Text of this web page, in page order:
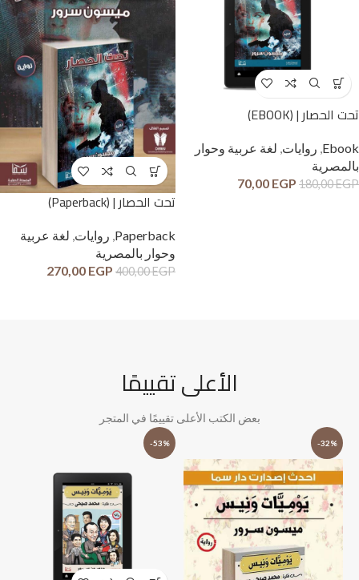
تحت الحصار | (EBOOK)
Ebook
, روايات, لغة عربية وحوار
بالمصرية
180,00EGP
70,00 EGP
تحت الحصار | (Paperback)
Paperback
, روايات, لغة عربية
وحوار بالمصرية
400,00EGP
270,00 EGP
الأعلى تقييمًا
بعض الكتب الأعلى تقييمًا في المتجر
-32%
-53%